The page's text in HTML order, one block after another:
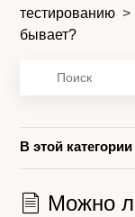
тестированию
бывает?
В этой категории
Можно